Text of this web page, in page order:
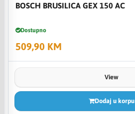
BOSCH BRUSILICA GEX 150 AC
Dostupno
509,90 KM
View
Dodaj u korpu